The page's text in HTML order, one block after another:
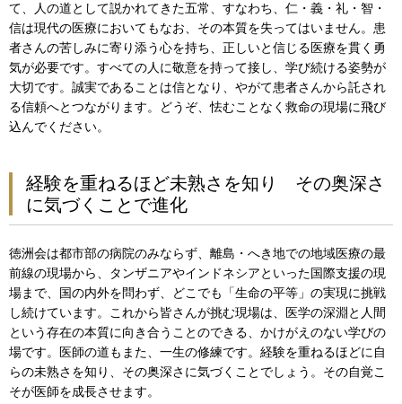
て、人の道として説かれてきた五常、すなわち、仁・義・礼・智・
信は現代の医療においてもなお、その本質を失ってはいません。患
者さんの苦しみに寄り添う心を持ち、正しいと信じる医療を貫く勇
気が必要です。すべての人に敬意を持って接し、学び続ける姿勢が
大切です。誠実であることは信となり、やがて患者さんから託され
る信頼へとつながります。どうぞ、怯むことなく救命の現場に飛び
込んでください。
経験を重ねるほど未熟さを知り その奥深さ
に気づくことで進化
徳洲会は都市部の病院のみならず、離島・へき地での地域医療の最
前線の現場から、タンザニアやインドネシアといった国際支援の現
場まで、国の内外を問わず、どこでも「生命の平等」の実現に挑戦
し続けています。これから皆さんが挑む現場は、医学の深淵と人間
という存在の本質に向き合うことのできる、かけがえのない学びの
場です。医師の道もまた、一生の修練です。経験を重ねるほどに自
らの未熟さを知り、その奥深さに気づくことでしょう。その自覚こ
そが医師を成長させます。